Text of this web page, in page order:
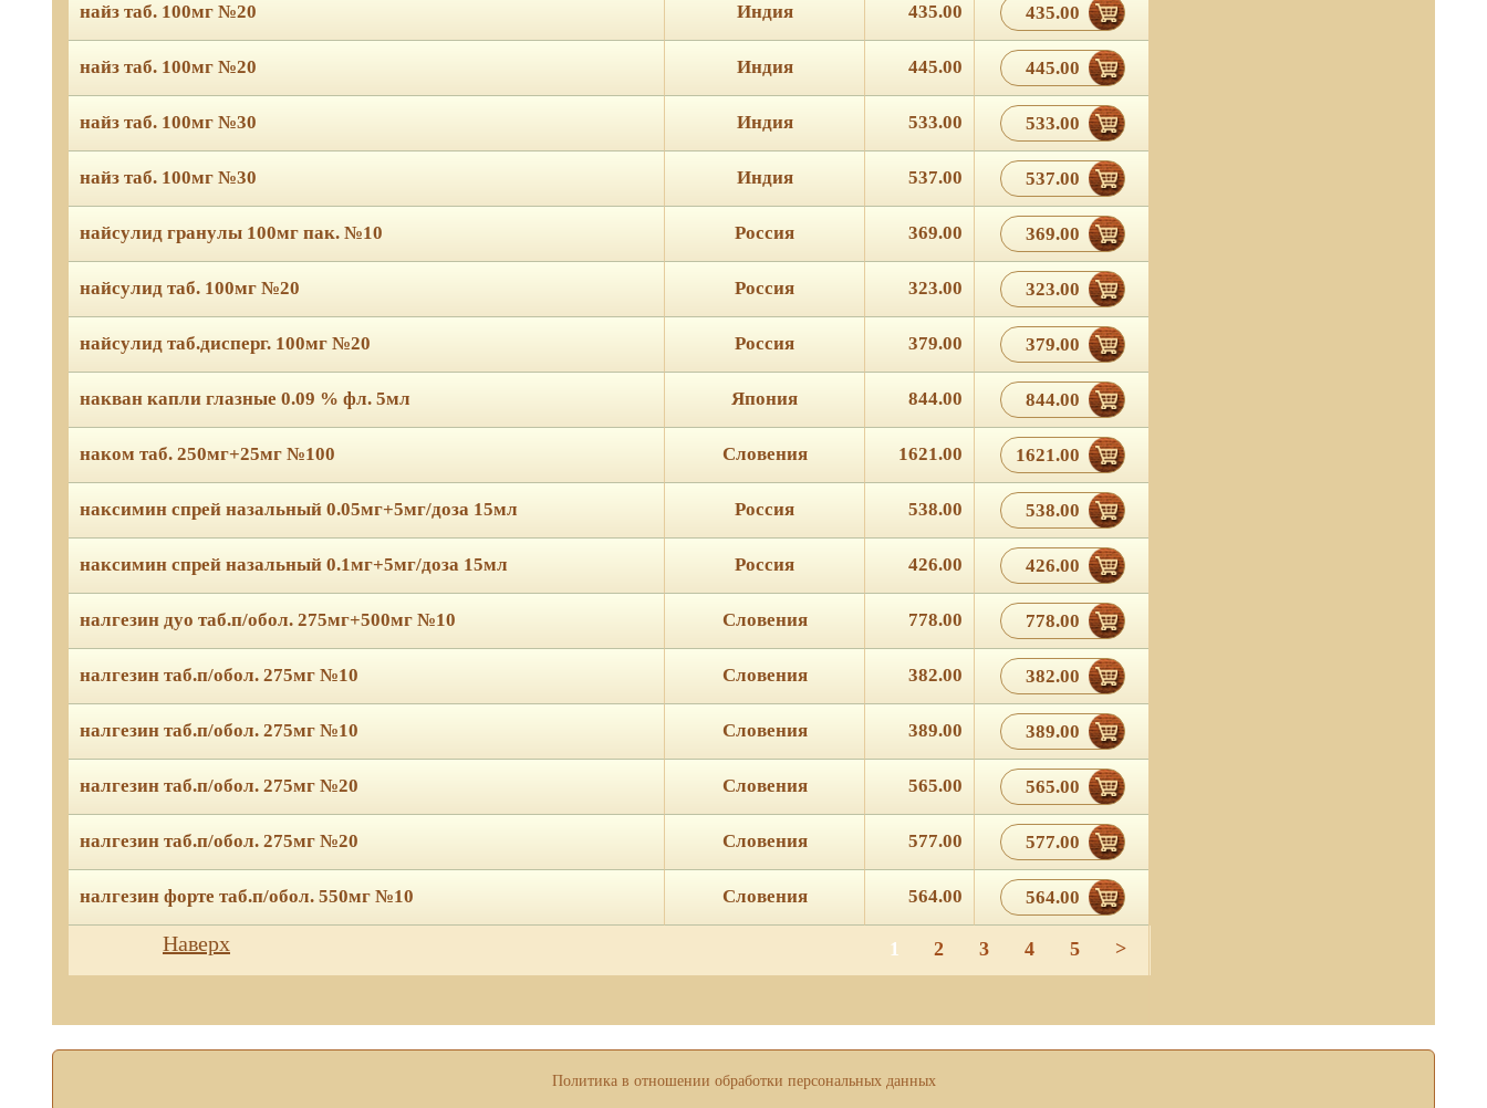
найз таб. 100мг №20 Индия 435.00 435.00
найз таб. 100мг №20 Индия 445.00 445.00
найз таб. 100мг №30 Индия 533.00 533.00
найз таб. 100мг №30 Индия 537.00 537.00
найсулид гранулы 100мг пак. №10 Россия 369.00 369.00
найсулид таб. 100мг №20 Россия 323.00 323.00
найсулид таб.дисперг. 100мг №20 Россия 379.00 379.00
накван капли глазные 0.09 % фл. 5мл Япония 844.00 844.00
наком таб. 250мг+25мг №100 Словения 1621.00 1621.00
наксимин спрей назальный 0.05мг+5мг/доза 15мл Россия 538.00 538.00
наксимин спрей назальный 0.1мг+5мг/доза 15мл Россия 426.00 426.00
налгезин дуо таб.п/обол. 275мг+500мг №10 Словения 778.00 778.00
налгезин таб.п/обол. 275мг №10 Словения 382.00 382.00
налгезин таб.п/обол. 275мг №10 Словения 389.00 389.00
налгезин таб.п/обол. 275мг №20 Словения 565.00 565.00
налгезин таб.п/обол. 275мг №20 Словения 577.00 577.00
налгезин форте таб.п/обол. 550мг №10 Словения 564.00 564.00
Наверх 1 2 3 4 5 >
Политика в отношении обработки персональных данных
Мы используем файлы Сookie для корректной работы веб-сайта. Подробности - вПолитике в отношении обработки
Нажмите на кнопку «Хорошо», если Вы согласны на использование файлов cookie. Если нет, то отключите Cookies в